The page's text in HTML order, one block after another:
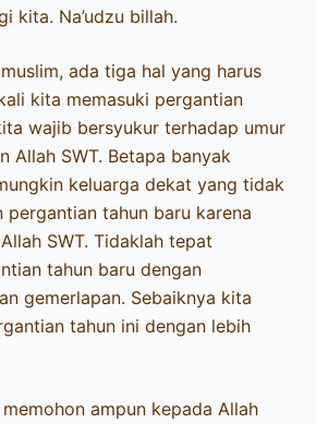
kita. Na’udzu billah.
ada tiga hal yang harus
kita memasuki pergantian
wajib bersyukur terhadap umur
Allah SWT. Betapa banyak
keluarga dekat yang tidak
pergantian tahun baru karena
SWT. Tidaklah tepat
tahun baru dengan
gemerlapan. Sebaiknya kita
tahun ini dengan lebih
ampun kepada Allah